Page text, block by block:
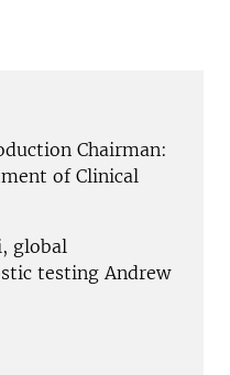
Chairman:
of Clinical
global
testing Andrew